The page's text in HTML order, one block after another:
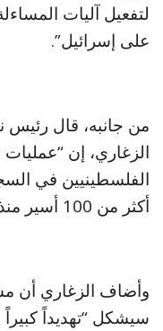
لتفعيل آليات
على إسرائيل”.
من جانبه، قال رئيس
الزغاري، إن
الفلسطينيين في
أكثر من 100 أسير منذ أكتوبر ‌2023.
وأضاف ‌الزغاري أن
سيشكل “تهديداً